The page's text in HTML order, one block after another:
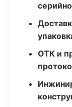
ОТК и